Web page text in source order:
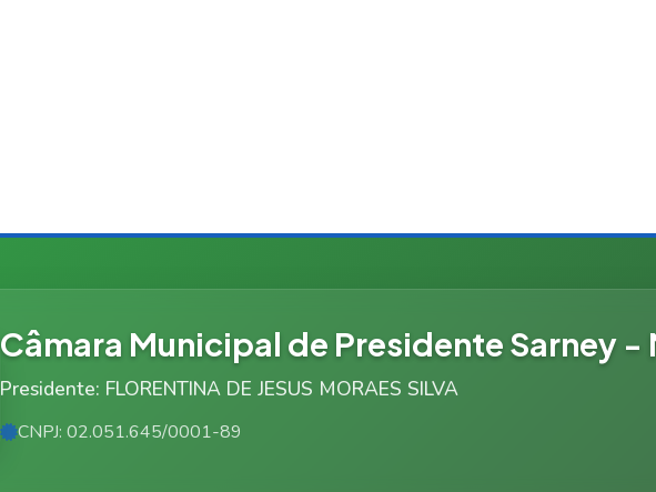
Câmara Municipal de Presidente Sarney -
Presidente: FLORENTINA DE JESUS MORAES SILVA
CNPJ: 02.051.645/0001-89